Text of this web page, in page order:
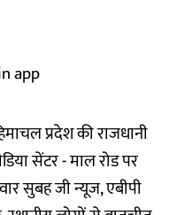
app
प्रदेश की राजधानी
सेंटर - माल रोड पर
सुबह जी न्यूज, एबीपी